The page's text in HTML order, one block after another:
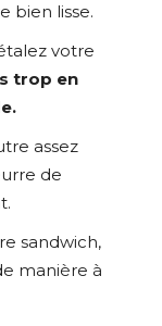
bien lisse.
votre
trop en
assez
de
sandwich,
manière à